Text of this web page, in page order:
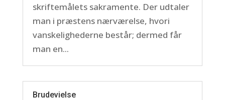
skriftemålets sakramente. Der udtaler
man i præstens nærværelse, hvori
vanskelighederne består; dermed får
man en...
Brudevielse